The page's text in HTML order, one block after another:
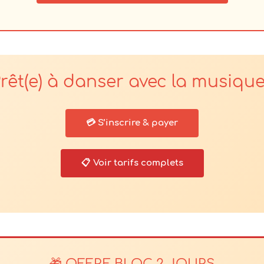
à danser avec la
💳 S’inscrire & payer
📋 Voir tarifs complets